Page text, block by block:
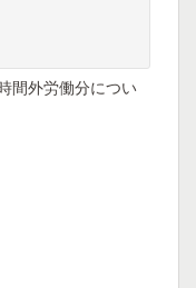
間外労働分につい